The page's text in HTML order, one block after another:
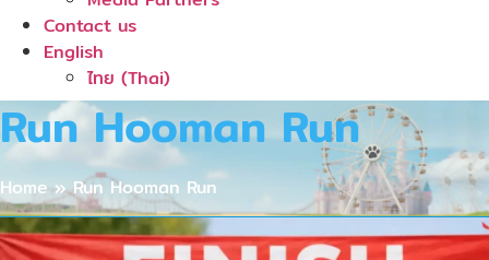
Contact us
English
ไทย (Thai)
Run Hooman Run
Home »Run Hooman Run